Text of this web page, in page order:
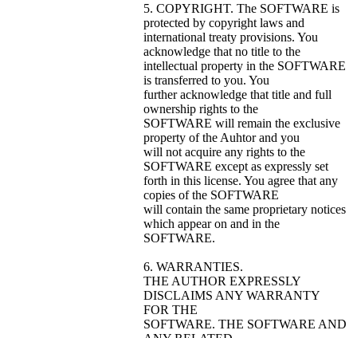
5. COPYRIGHT. The SOFTWARE is
protected by copyright laws and
international treaty provisions. You
acknowledge that no title to the
intellectual property in the SOFTWARE
is transferred to you. You
further acknowledge that title and full
ownership rights to the
SOFTWARE will remain the exclusive
property of the Auhtor and you
will not acquire any rights to the
SOFTWARE except as expressly set
forth in this license. You agree that any
copies of the SOFTWARE
will contain the same proprietary notices
which appear on and in the
SOFTWARE.
6. WARRANTIES.
THE AUTHOR EXPRESSLY
DISCLAIMS ANY WARRANTY
FOR THE
SOFTWARE. THE SOFTWARE AND